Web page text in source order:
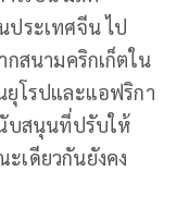
ประเทศจีน ไป
กสนามคริกเก็ตใน
ยุโรปและแอฟริกา
นับสนุนที่ปรับให้
เดียวกันยังคง